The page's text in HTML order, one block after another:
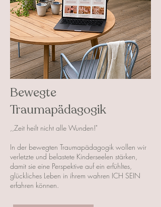
Bewegte
Traumapädagogik
,,Zeit heilt nicht alle Wunden!"
In der bewegten Traumapädagogik wollen wir
verletzte und belastete Kinderseelen stärken,
damit sie eine Perspektive auf ein erfühltes,
glückliches Leben in ihrem wahren ICH SEIN
erfahren können.